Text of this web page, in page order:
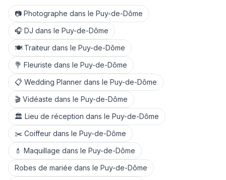
📷 Photographe dans le Puy-de-Dôme
🎧 DJ dans le Puy-de-Dôme
🍽️ Traiteur dans le Puy-de-Dôme
💐 Fleuriste dans le Puy-de-Dôme
📋 Wedding Planner dans le Puy-de-Dôme
🎬 Vidéaste dans le Puy-de-Dôme
🏛️ Lieu de réception dans le Puy-de-Dôme
✂️ Coiffeur dans le Puy-de-Dôme
💄 Maquillage dans le Puy-de-Dôme
Robes de mariée dans le Puy-de-Dôme